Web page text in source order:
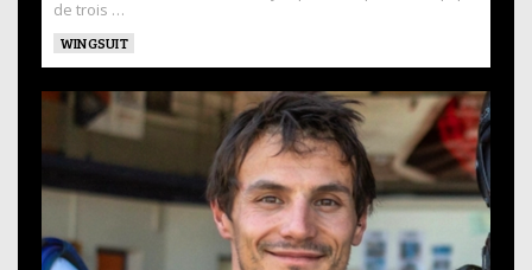
de trois …
WINGSUIT